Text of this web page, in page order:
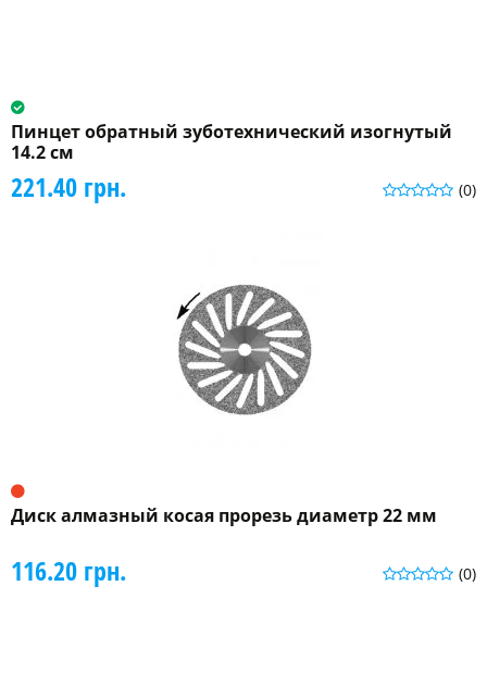
Пинцет обратный зуботехнический изогнутый
14.2 см
(0)
221.40 грн.
Диск алмазный косая прорезь диаметр 22 мм
(0)
116.20 грн.